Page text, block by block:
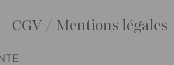
CGV / Mentions légales